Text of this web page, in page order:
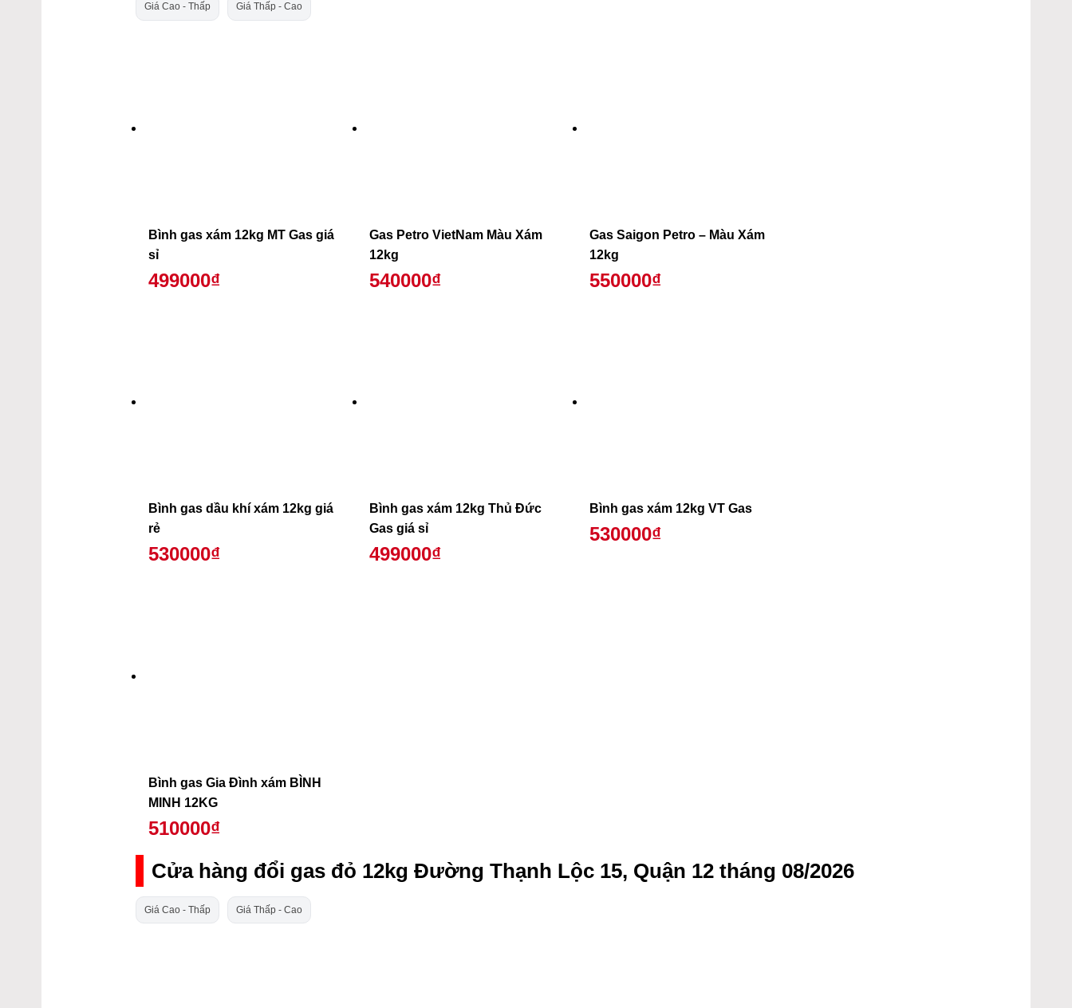
Giá Cao - Thấp Giá Thấp - Cao
Bình gas xám 12kg MT Gas giá
sỉ
499000₫
Gas Petro VietNam Màu Xám
12kg
540000₫
Gas Saigon Petro – Màu Xám
12kg
550000₫
Bình gas dầu khí xám 12kg giá
rẻ
530000₫
Bình gas xám 12kg Thủ Đức
Gas giá sỉ
499000₫
Bình gas xám 12kg VT Gas
530000₫
Bình gas Gia Đình xám BÌNH
MINH 12KG
510000₫
Cửa hàng đổi gas đỏ 12kg Đường Thạnh Lộc 15, Quận 12 tháng 08/2026
Giá Cao - Thấp Giá Thấp - Cao